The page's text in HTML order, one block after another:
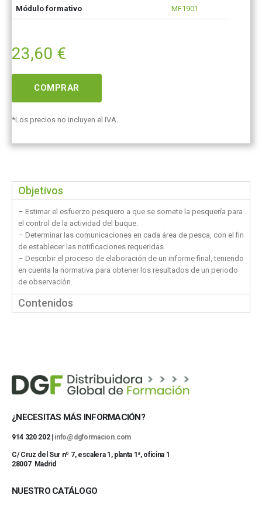
Módulo formativo MF1901
23,60 €
COMPRAR
*Los precios no incluyen el IVA.
Objetivos
– Estimar el esfuerzo pesquero a que se somete la pesquería para
el control de la actividad del buque.
– Determinar las comunicaciones en cada área de pesca, con el fin
de establecer las notificaciones requeridas.
– Describir el proceso de elaboración de un informe final, teniendo
en cuenta la normativa para obtener los resultados de un periodo
de observación.
Contenidos
¿NECESITAS MÁS INFORMACIÓN?
914 320 202 | info@dgformacion.com
C/ Cruz del Sur nº 7, escalera 1, planta 1ª, oficina 1
28007 Madrid
NUESTRO CATÁLOGO